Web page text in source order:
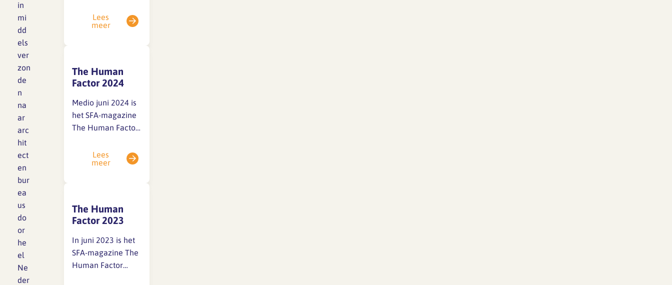
Boekentips
Podcasttips
in
mi
dd
els
ver
zon
de
n
na
ar
arc
hit
ect
en
bur
ea
us
do
or
he
el
Ne
der
ontvangen? Vraag
dan via de link
architectenbureaus
en verwante
het magazine
onderin lezen en
dowloaden: Wil je
het magazine
liever thuis
dan via de link
hieronder het
Lees
meer
The Human
Factor 2024
Medio juni 2024 is
het SFA-magazine
The Human Factor
architectenbureaus
en verwante
The Human Factor
2024 hier online
lezen.Wil je het
magazine liever
thuis ontvangen?
Lees
meer
The Human
Factor 2023
In juni 2023 is het
SFA-magazine The
Human Factor